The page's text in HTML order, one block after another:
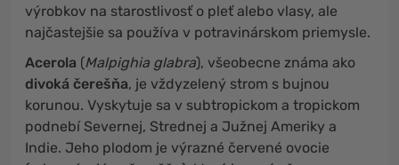
výrobkov na starostlivosť o pleť alebo vlasy, ale
najčastejšie sa používa v potravinárskom priemysle.
Acerola (Malpighia glabra), všeobecne známa ako
divoká čerešňa, je vždyzelený strom s bujnou
korunou. Vyskytuje sa v subtropickom a tropickom
podnebí Severnej, Strednej a Južnej Ameriky a
Indie. Jeho plodom je výrazné červené ovocie